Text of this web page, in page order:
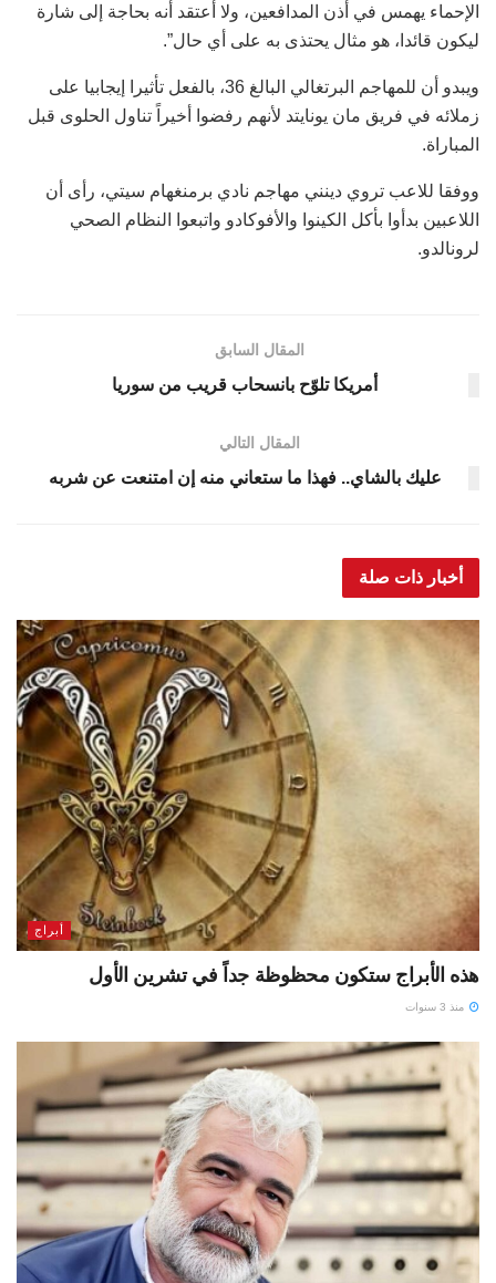
الإحماء يهمس في أذن المدافعين، ولا أعتقد أنه بحاجة إلى شارة
ليكون قائدا، هو مثال يحتذى به على أي حال”.
ويبدو أن للمهاجم البرتغالي البالغ 36، بالفعل تأثيرا إيجابيا على
زملائه في فريق مان يونايتد لأنهم رفضوا أخيراً تناول الحلوى قبل
المباراة.
ووفقا للاعب تروي دينني مهاجم نادي برمنغهام سيتي، رأى أن
اللاعبين بدأوا بأكل الكينوا والأفوكادو واتبعوا النظام الصحي
لرونالدو.
المقال السابق
أمريكا تلوّح بانسحاب قريب من سوريا
المقال التالي
عليك بالشاي.. فهذا ما ستعاني منه إن امتنعت عن شربه
أخبار ذات صلة
أبراج
هذه الأبراج ستكون محظوظة جداً في تشرين الأول
منذ 3 سنوات